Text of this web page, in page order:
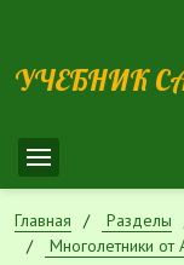
УЧЕБНИК
Главная Разделы
Многолетники от